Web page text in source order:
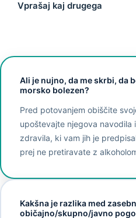
Vprašaj kaj drugega
Ali je nujno, da me skrbi, da
morsko bolezen?
Pred potovanjem obiščite
upoštevajte njegova navodila
zdravila, ki vam jih je
prej ne pretiravate z
Kakšna je razlika med
običajno/skupno/javno